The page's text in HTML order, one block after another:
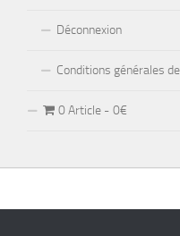
Déconnexion
Conditions générales
0 Article 0€